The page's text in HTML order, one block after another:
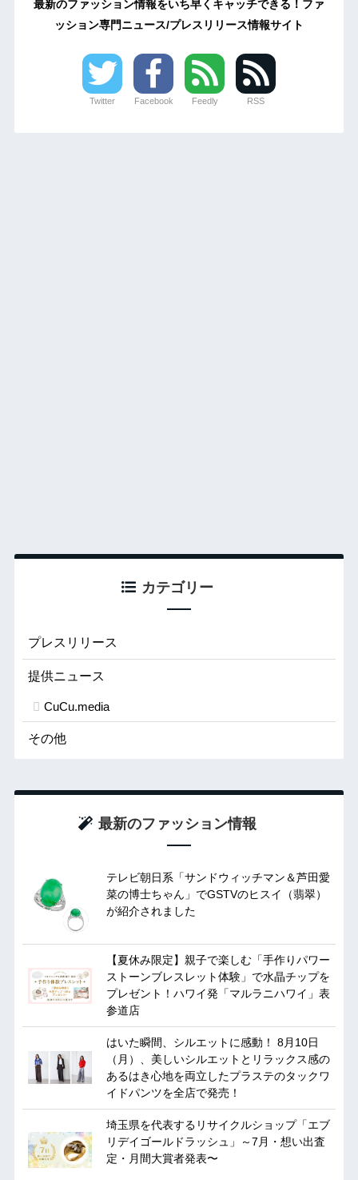
最新のファッション情報をいち早くキャッチできる！ファ
ッション専門ニュース/プレスリリース情報サイト
Twitter Facebook Feedly RSS
カテゴリー
プレスリリース
提供ニュース
CuCu.media
その他
最新のファッション情報
テレビ朝日系「サンドウィッチマン＆芦田愛
菜の博士ちゃん」でGSTVのヒスイ（翡翠）
が紹介されました
【夏休み限定】親子で楽しむ「手作りパワー
ストーンブレスレット体験」で水晶チップを
プレゼント！ハワイ発「マルラニハワイ」表
参道店
はいた瞬間、シルエットに感動！ 8月10日
（月）、美しいシルエットとリラックス感の
あるはき心地を両立したプラステのタックワ
イドパンツを全店で発売！
埼玉県を代表するリサイクルショップ「エブ
リデイゴールドラッシュ」～7月・想い出査
定・月間大賞者発表〜